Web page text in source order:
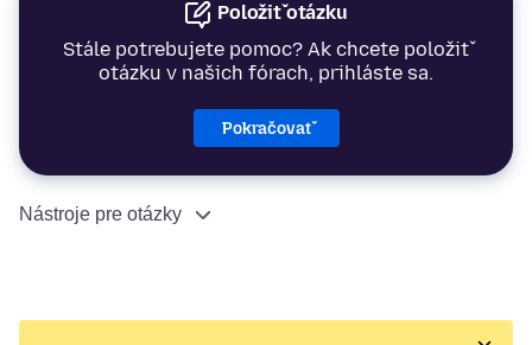
Položiť otázku
Stále potrebujete pomoc? Ak chcete položiť
otázku v našich fórach, prihláste sa.
Pokračovať
Nástroje pre otázky